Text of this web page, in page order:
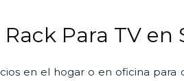
Para TV en
en el hogar o en oficina para